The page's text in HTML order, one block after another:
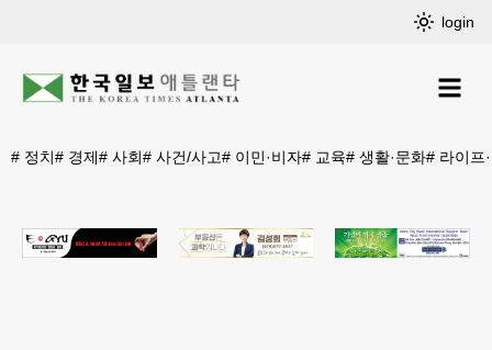
login
# 정치# 경제# 사회# 사건/사고# 이민·비자# 교육# 생활·문화# 라이프